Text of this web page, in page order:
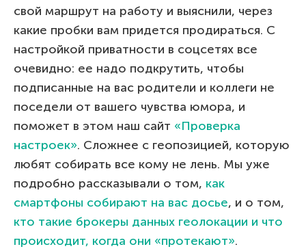
свой маршрут на работу и выяснили, через
какие пробки вам придется продираться. С
настройкой приватности в соцсетях все
очевидно: ее надо подкрутить, чтобы
подписанные на вас родители и коллеги не
поседели от вашего чувства юмора, и
поможет в этом наш сайт «Проверка
настроек». Сложнее с геопозицией, которую
любят собирать все кому не лень. Мы уже
подробно рассказывали о том, как
смартфоны собирают на вас досье, и о том,
кто такие брокеры данных геолокации и что
происходит, когда они «протекают».